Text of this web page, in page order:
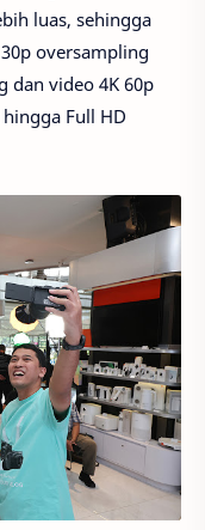
luas, sehingga
oversampling
dan video 4K 60p
Full HD